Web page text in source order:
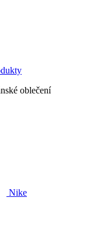
oblečení
Nike